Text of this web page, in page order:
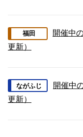
福田
開催中
更新）
ながふじ
開催中
更新）